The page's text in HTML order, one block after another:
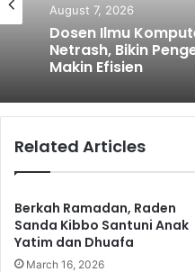
August 7, 2026
Dosen Ilmu
Makin Efisien
Ragam
August 6, 2026
Center Tebar
Related Articles
Berkah Ramadan, Raden
Sanda Kibbo Santuni Anak
Yatim dan Dhuafa
March 16, 2026